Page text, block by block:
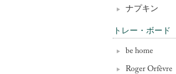
ナプキン
トレー・ボード
be home
Roger Orfèvre